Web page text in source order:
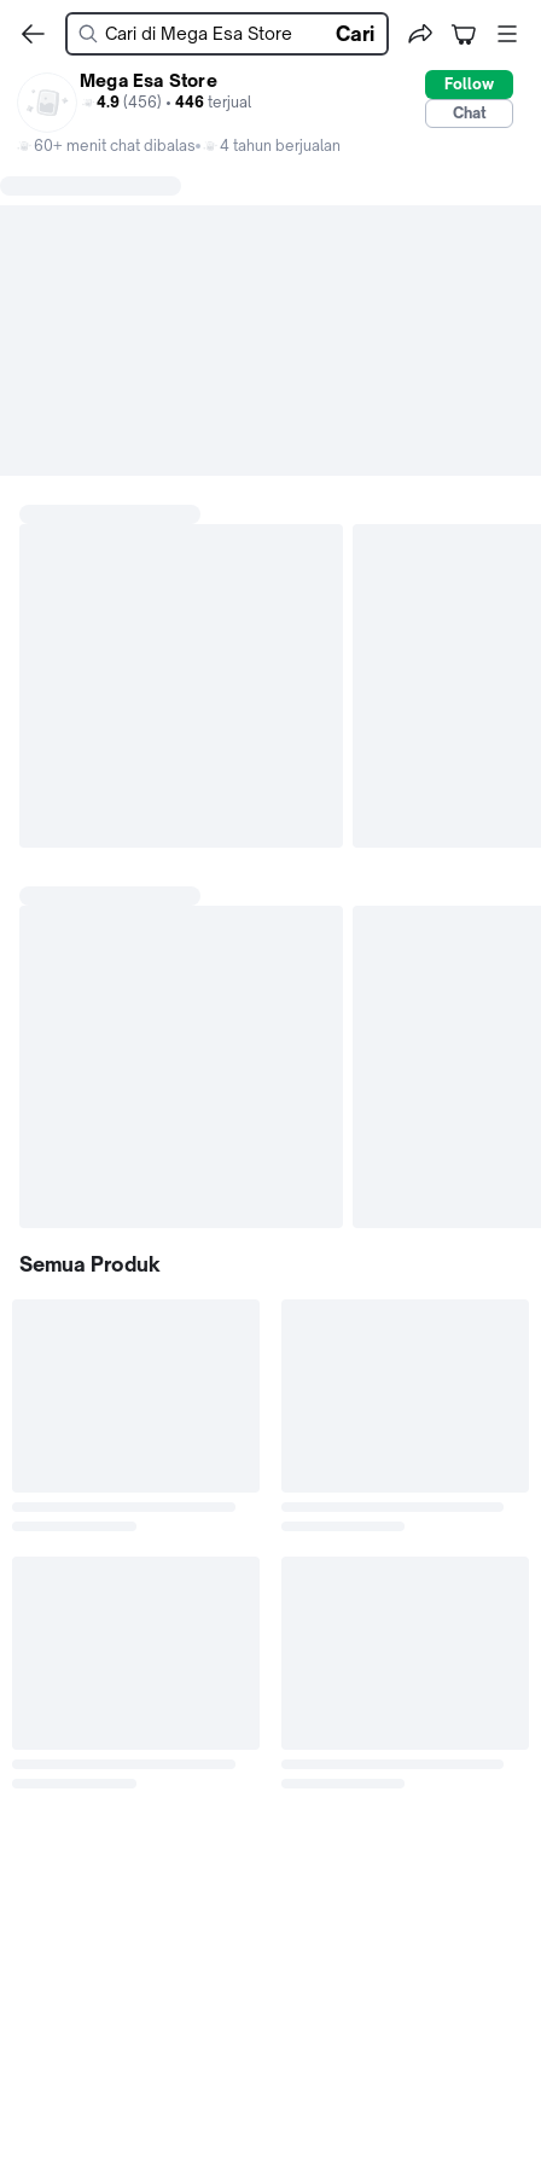
Cari
Mega Esa Store
4.9 (456) • 446 terjual
Follow
Chat
60+ menit chat dibalas
4 tahun berjualan
Semua Produk